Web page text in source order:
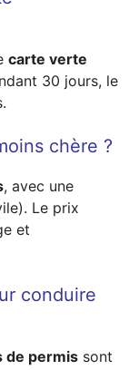
carte verte
30 jours, le
chère ?
, avec une
Le prix
et
conduire
de permis sont